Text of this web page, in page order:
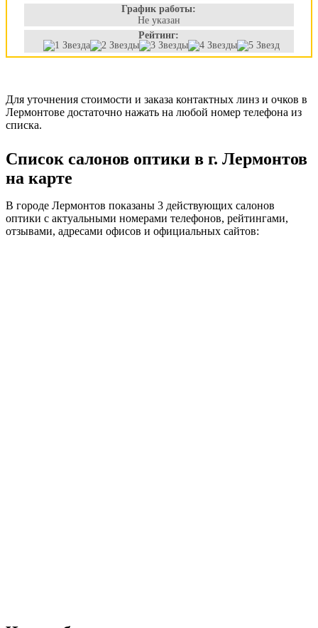
График работы:
Не указан
Рейтинг:
Для уточнения стоимости и заказа контактных линз и очков в
Лермонтове достаточно нажать на любой номер телефона из
списка.
Список салонов оптики в г. Лермонтов
на карте
В городе Лермонтов показаны 3 действующих салонов
оптики с актуальными номерами телефонов, рейтингами,
отзывами, адресами офисов и официальных сайтов: